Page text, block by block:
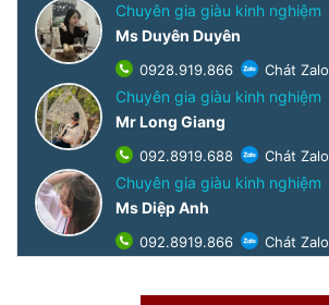
Chuyên gia giàu kinh nghiệm
Ms Duyên Duyên
0928.919.866 Chát Zalo
Chuyên gia giàu kinh nghiệm
Mr Long Giang
092.8919.688 Chát Zalo
Chuyên gia giàu kinh nghiệm
Ms Diệp Anh
092.8919.866 Chát Zalo